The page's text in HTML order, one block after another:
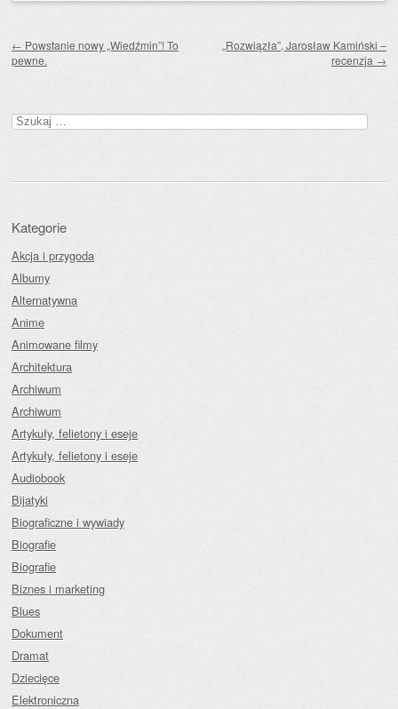
← Powstanie nowy „Wiedźmin”! To
pewne.
„Rozwiązła”, Jarosław Kamiński –
recenzja →
Szukaj:
Kategorie
Akcja i przygoda
Albumy
Alternatywna
Anime
Animowane filmy
Architektura
Archiwum
Archiwum
Artykuły, felietony i eseje
Artykuły, felietony i eseje
Audiobook
Bijatyki
Biograficzne i wywiady
Biografie
Biografie
Biznes i marketing
Blues
Dokument
Dramat
Dziecięce
Elektroniczna